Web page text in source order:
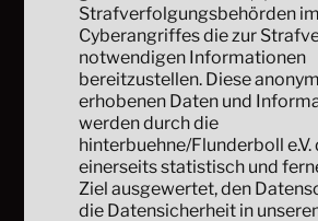
Strafverfolgungsbehörden
Cyberangriffes die zur
notwendigen Informationen
bereitzustellen. Diese anonym
erhobenen Daten und
werden durch die
hinterbuehne/Flunderboll e.V.
einerseits statistisch und
Ziel ausgewertet, den
die Datensicherheit in